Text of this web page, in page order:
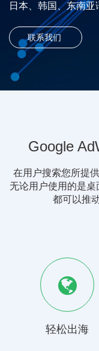
日本、韩国、东南
联系我们
Google
在用户搜索您所提
无论用户使用的是
都可以推
轻松出海